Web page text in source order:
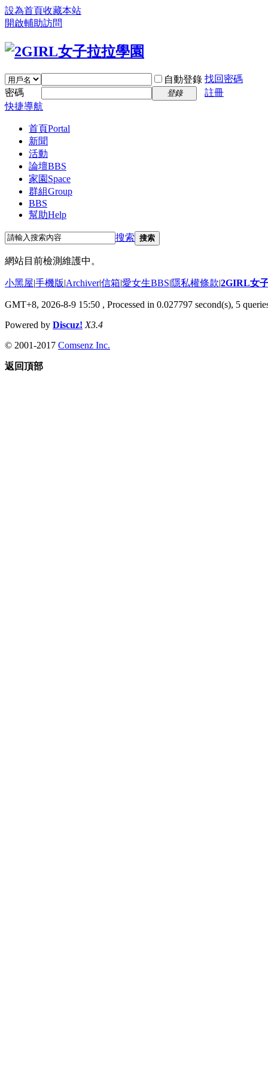
設為首頁收藏本站
開啟輔助訪問
自動登錄 找回密碼
密碼
登錄
註冊
快捷導航
首頁Portal
新聞
活動
論壇BBS
家園 Space
群組Group
BBS
幫助Help
搜索 搜索
網站目前檢測維護中。
小黑屋|手機版|Archiver|信箱|愛女生BBS|隱私權條款|2GIRL女
GMT+8, 2026-8-9 15:50 , Processed in 0.027797 second(s), 5
Powered by Discuz! X3.4
© 2001-2017 Comsenz Inc.
返回頂部